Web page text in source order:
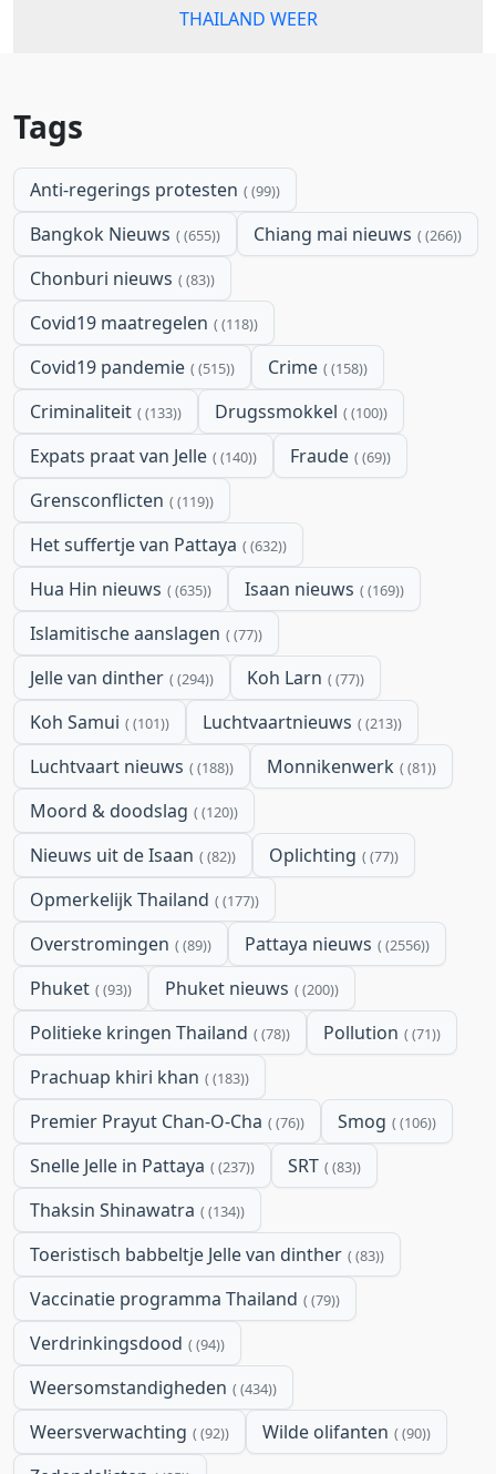
THAILAND WEER
Tags
Anti-regerings protesten (99)
Bangkok Nieuws (655) Chiang mai nieuws (266)
Chonburi nieuws (83)
Covid19 maatregelen (118)
Covid19 pandemie (515) Crime (158)
Criminaliteit (133) Drugssmokkel (100)
Expats praat van Jelle (140) Fraude (69)
Grensconflicten (119)
Het suffertje van Pattaya (632)
Hua Hin nieuws (635) Isaan nieuws (169)
Islamitische aanslagen (77)
Jelle van dinther (294) Koh Larn (77)
Koh Samui (101) Luchtvaartnieuws (213)
Luchtvaart nieuws (188) Monnikenwerk (81)
Moord & doodslag (120)
Nieuws uit de Isaan (82) Oplichting (77)
Opmerkelijk Thailand (177)
Overstromingen (89) Pattaya nieuws (2556)
Phuket (93) Phuket nieuws (200)
Politieke kringen Thailand (78) Pollution (71)
Prachuap khiri khan (183)
Premier Prayut Chan-O-Cha (76) Smog (106)
Snelle Jelle in Pattaya (237) SRT (83)
Thaksin Shinawatra (134)
Toeristisch babbeltje Jelle van dinther (83)
Vaccinatie programma Thailand (79)
Verdrinkingsdood (94)
Weersomstandigheden (434)
Weersverwachting (92) Wilde olifanten (90)